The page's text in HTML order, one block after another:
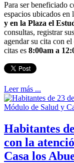
Para ser beneficiado
espacios ubicados en
y en la Plaza el
consultas, registrar
agendar su cita con
citas es 8:00am a
Leer más ...
Habitantes
con la
Casa los